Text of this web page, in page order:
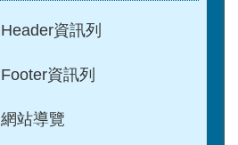
Header資訊列
Footer資訊列
網站導覽